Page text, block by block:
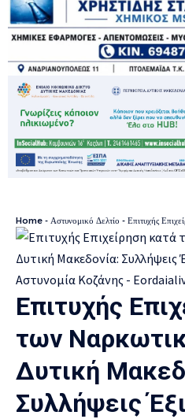
Home - Αστυνομικό Δελτίο - Επιτυχής Επιχείρηση κατά των
Επιτυχής
των
Δυτική
Συλλήψεις